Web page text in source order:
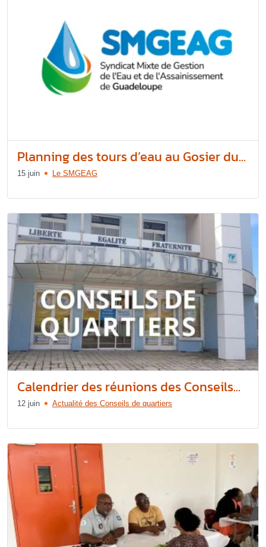
Planning des tours d’eau au Gosier du...
15 juin Le SMGEAG
Calendrier des réunions des Conseils...
12 juin Actualité des Conseils de quartiers